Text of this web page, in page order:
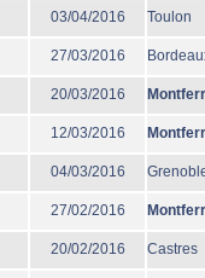
03/04/2016 Toulon
27/03/2016
20/03/2016
12/03/2016
04/03/2016
27/02/2016
20/02/2016 Castres